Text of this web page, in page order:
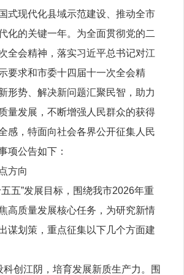
式现代化县域示范建设、推动全市
化的关键一年。为全面贯彻党的二
全会精神，落实习近平总书记对江
要求和市委十四届十一次全会精
形势、解决新问题汇聚民智，助力
量发展，不断增强人民群众的获得
感，特面向社会各界公开征集人民
项公告如下：
方向
五五”发展目标，围绕我市2026年重
高质量发展核心任务，为研究新情
谋划策，重点征集以下几个方面建
科创江阴，培育发展新质生产力。围